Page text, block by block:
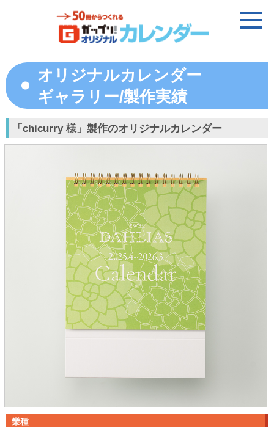
オリジナルカレンダー
ギャラリー/製作実績
「chicurry 様」製作のオリジナルカレンダー
業種